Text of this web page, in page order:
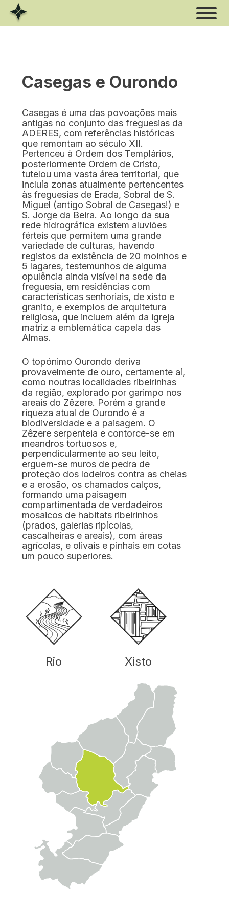
Skip
Estrela
Xisto
Rio
Volfrâmio
Caminhar
Museus e Centros
Interpretativos
Áreas de lazer ribeirinhas
Património Geológico e Mineiro
Onde comer
Onde ficar
Casegas e Ourondo
Casegas é uma das povoações mais
antigas no conjunto das freguesias da
ADERES, com referências históricas
que remontam ao século XII.
Pertenceu à Ordem dos Templários,
posteriormente Ordem de Cristo,
tutelou uma vasta área territorial, que
incluía zonas atualmente pertencentes
às freguesias de Erada, Sobral de S.
Miguel (antigo Sobral de Casegas!) e
S. Jorge da Beira. Ao longo da sua
rede hidrográfica existem aluviões
férteis que permitem uma grande
variedade de culturas, havendo
registos da existência de 20 moinhos e
5 lagares, testemunhos de alguma
opulência ainda visível na sede da
freguesia, em residências com
características senhoriais, de xisto e
granito, e exemplos de arquitetura
religiosa, que incluem além da igreja
matriz a emblemática capela das
Almas.
O topónimo Ourondo deriva
provavelmente de ouro, certamente aí,
como noutras localidades ribeirinhas
da região, explorado por garimpo nos
areais do Zêzere. Porém a grande
riqueza atual de Ourondo é a
biodiversidade e a paisagem. O
Zêzere serpenteia e contorce-se em
meandros tortuosos e,
perpendicularmente ao seu leito,
erguem-se muros de pedra de
proteção dos lodeiros contra as cheias
e a erosão, os chamados calços,
formando uma paisagem
compartimentada de verdadeiros
mosaicos de habitats ribeirinhos
(prados, galerias ripícolas,
cascalheiras e areais), com áreas
agrícolas, e olivais e pinhais em cotas
um pouco superiores.
Rio Xisto